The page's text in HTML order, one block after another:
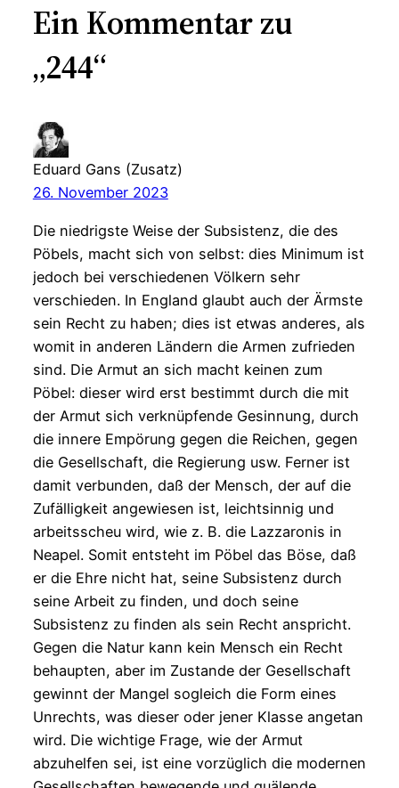
Ein Kommentar zu
„244“
Eduard Gans (Zusatz)
26. November 2023
Die niedrigste Weise der Subsistenz, die des
Pöbels, macht sich von selbst: dies Minimum ist
jedoch bei verschiedenen Völkern sehr
verschieden. In England glaubt auch der Ärmste
sein Recht zu haben; dies ist etwas anderes, als
womit in anderen Ländern die Armen zufrieden
sind. Die Armut an sich macht keinen zum
Pöbel: dieser wird erst bestimmt durch die mit
der Armut sich verknüpfende Gesinnung, durch
die innere Empörung gegen die Reichen, gegen
die Gesellschaft, die Regierung usw. Ferner ist
damit verbunden, daß der Mensch, der auf die
Zufälligkeit angewiesen ist, leichtsinnig und
arbeitsscheu wird, wie z. B. die Lazzaronis in
Neapel. Somit entsteht im Pöbel das Böse, daß
er die Ehre nicht hat, seine Subsistenz durch
seine Arbeit zu finden, und doch seine
Subsistenz zu finden als sein Recht anspricht.
Gegen die Natur kann kein Mensch ein Recht
behaupten, aber im Zustande der Gesellschaft
gewinnt der Mangel sogleich die Form eines
Unrechts, was dieser oder jener Klasse angetan
wird. Die wichtige Frage, wie der Armut
abzuhelfen sei, ist eine vorzüglich die modernen